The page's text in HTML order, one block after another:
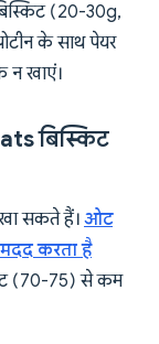
(20-30g,
के साथ पेयर
न खाएं।
बिस्किट
सकते हैं। ओट
करता है
(70-75) से कम